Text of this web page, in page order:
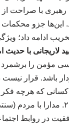
با صراحت از
جزو محکمات
ادامه داد؛
لاریجانی با حدیث
مؤمن را برشمرد و
مؤمن باید رازدار باشد.
که هرچه فکر
می‌آورند، به بلوغ نرسیده‌اند. شهید لاریجانی انسانی به‌شدت «کتوم» و
در روابط